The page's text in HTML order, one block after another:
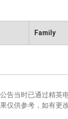
Family
告当时已通过精英
仅供参考，如有更